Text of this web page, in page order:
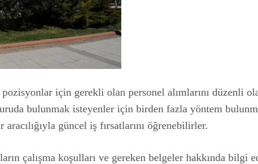
için gerekli olan personel alımlarını düzenli
bulunmak isteyenler için birden fazla yöntem
güncel iş fırsatlarını öğrenebilirler.
çalışma koşulları ve gereken belgeler hakkında